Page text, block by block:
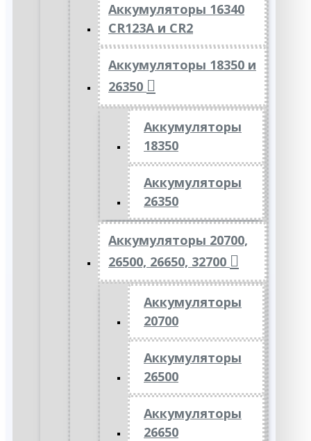
Аккумуляторы 16340
CR123A и CR2
Аккумуляторы 18350 и
26350
Аккумуляторы
18350
Аккумуляторы
26350
Аккумуляторы 20700,
26500, 26650, 32700
Аккумуляторы
20700
Аккумуляторы
26500
Аккумуляторы
26650